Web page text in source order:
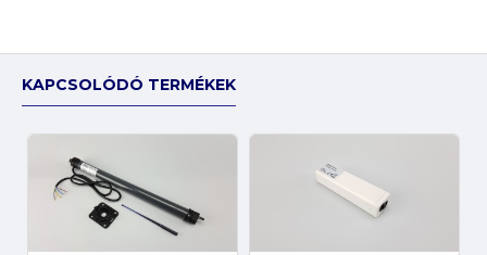
KAPCSOLÓDÓ TERMÉKEK